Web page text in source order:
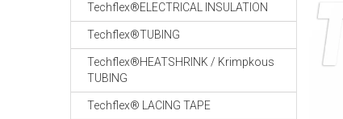
Techflex®ELECTRICAL INSULATION
Techflex®TUBING
Techflex®HEATSHRINK / Krimpkous
TUBING
Techflex® LACING TAPE